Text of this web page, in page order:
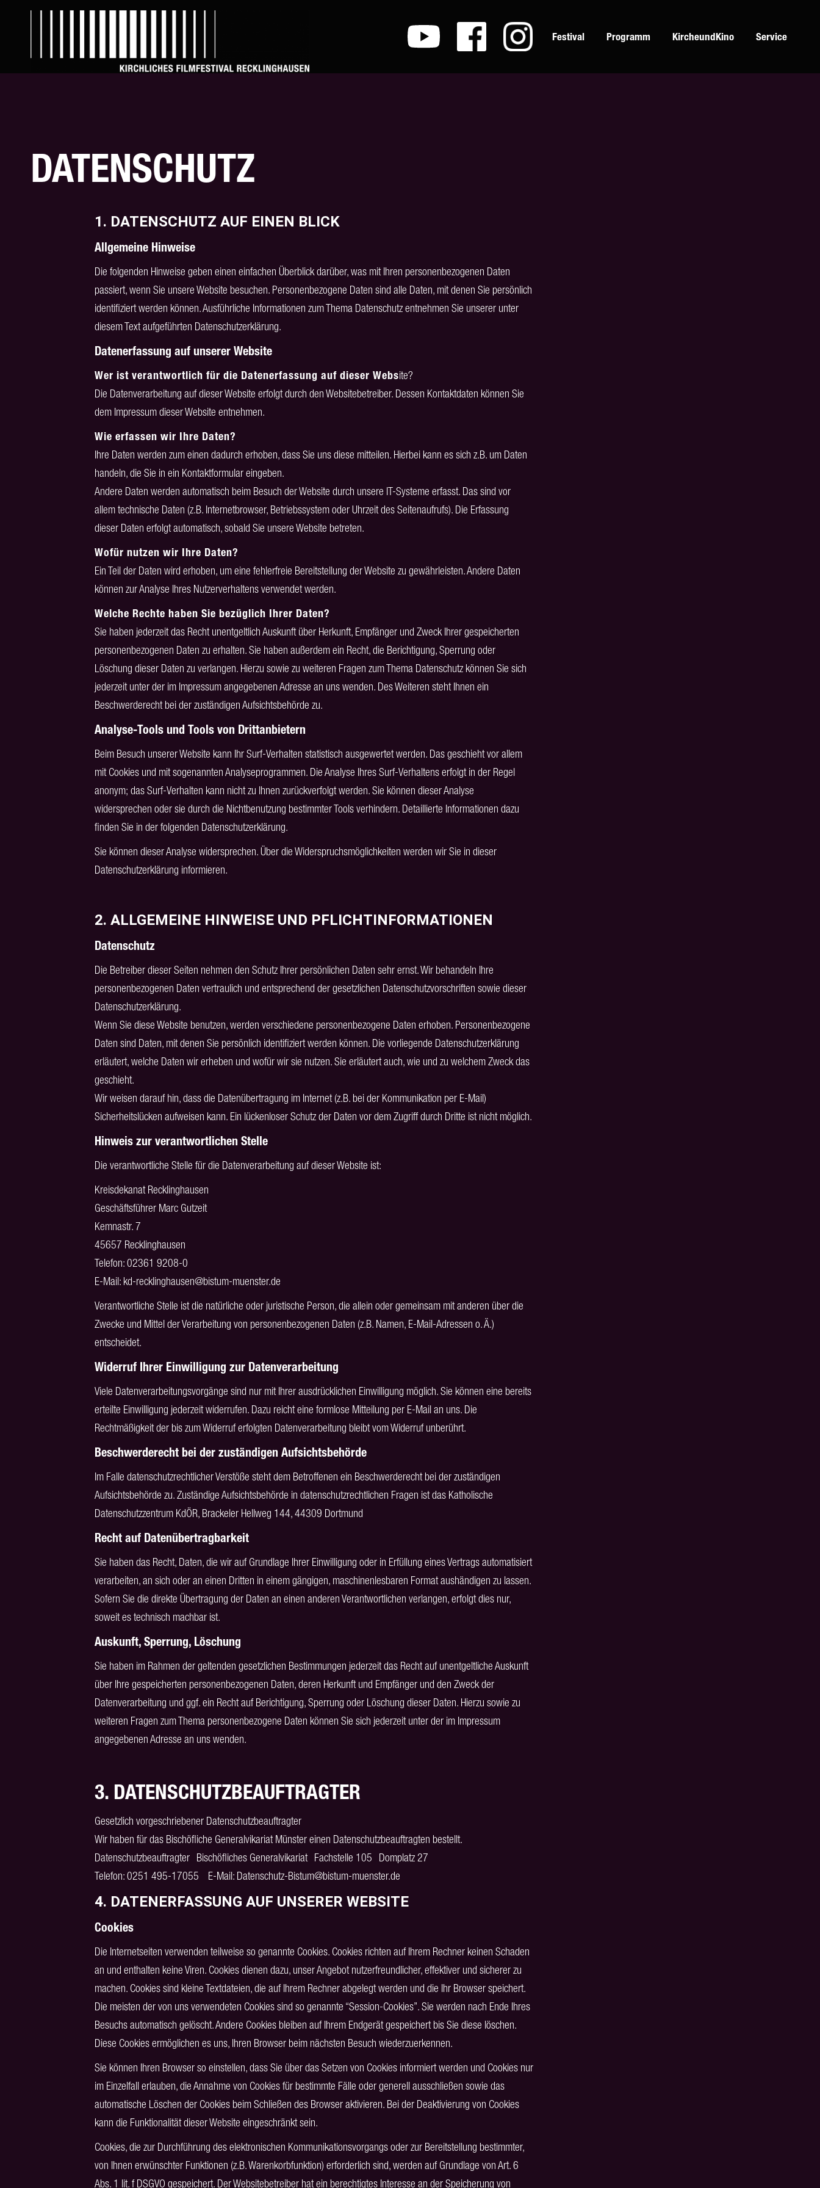
Festival Programm KircheundKino Service
DATENSCHUTZ
1. DATENSCHUTZ AUF EINEN BLICK
Allgemeine Hinweise
Die folgenden Hinweise geben einen einfachen Überblick darüber, was mit Ihren personenbezogenen Daten
passiert, wenn Sie unsere Website besuchen. Personenbezogene Daten sind alle Daten, mit denen Sie persönlich
identifiziert werden können. Ausführliche Informationen zum Thema Datenschutz entnehmen Sie unserer unter
diesem Text aufgeführten Datenschutzerklärung.
Datenerfassung auf unserer Website
Wer ist verantwortlich für die Datenerfassung auf dieser Website?
Die Datenverarbeitung auf dieser Website erfolgt durch den Websitebetreiber. Dessen Kontaktdaten können Sie
dem Impressum dieser Website entnehmen.
Wie erfassen wir Ihre Daten?
Ihre Daten werden zum einen dadurch erhoben, dass Sie uns diese mitteilen. Hierbei kann es sich z.B. um Daten
handeln, die Sie in ein Kontaktformular eingeben.
Andere Daten werden automatisch beim Besuch der Website durch unsere IT-Systeme erfasst. Das sind vor
allem technische Daten (z.B. Internetbrowser, Betriebssystem oder Uhrzeit des Seitenaufrufs). Die Erfassung
dieser Daten erfolgt automatisch, sobald Sie unsere Website betreten.
Wofür nutzen wir Ihre Daten?
Ein Teil der Daten wird erhoben, um eine fehlerfreie Bereitstellung der Website zu gewährleisten. Andere Daten
können zur Analyse Ihres Nutzerverhaltens verwendet werden.
Welche Rechte haben Sie bezüglich Ihrer Daten?
Sie haben jederzeit das Recht unentgeltlich Auskunft über Herkunft, Empfänger und Zweck Ihrer gespeicherten
personenbezogenen Daten zu erhalten. Sie haben außerdem ein Recht, die Berichtigung, Sperrung oder
Löschung dieser Daten zu verlangen. Hierzu sowie zu weiteren Fragen zum Thema Datenschutz können Sie sich
jederzeit unter der im Impressum angegebenen Adresse an uns wenden. Des Weiteren steht Ihnen ein
Beschwerderecht bei der zuständigen Aufsichtsbehörde zu.
Analyse-Tools und Tools von Drittanbietern
Beim Besuch unserer Website kann Ihr Surf-Verhalten statistisch ausgewertet werden. Das geschieht vor allem
mit Cookies und mit sogenannten Analyseprogrammen. Die Analyse Ihres Surf-Verhaltens erfolgt in der Regel
anonym; das Surf-Verhalten kann nicht zu Ihnen zurückverfolgt werden. Sie können dieser Analyse
widersprechen oder sie durch die Nichtbenutzung bestimmter Tools verhindern. Detaillierte Informationen dazu
finden Sie in der folgenden Datenschutzerklärung.
Sie können dieser Analyse widersprechen. Über die Widerspruchsmöglichkeiten werden wir Sie in dieser
Datenschutzerklärung informieren.
2. ALLGEMEINE HINWEISE UND PFLICHTINFORMATIONEN
Datenschutz
Die Betreiber dieser Seiten nehmen den Schutz Ihrer persönlichen Daten sehr ernst. Wir behandeln Ihre
personenbezogenen Daten vertraulich und entsprechend der gesetzlichen Datenschutzvorschriften sowie dieser
Datenschutzerklärung.
Wenn Sie diese Website benutzen, werden verschiedene personenbezogene Daten erhoben. Personenbezogene
Daten sind Daten, mit denen Sie persönlich identifiziert werden können. Die vorliegende Datenschutzerklärung
erläutert, welche Daten wir erheben und wofür wir sie nutzen. Sie erläutert auch, wie und zu welchem Zweck das
geschieht.
Wir weisen darauf hin, dass die Datenübertragung im Internet (z.B. bei der Kommunikation per E-Mail)
Sicherheitslücken aufweisen kann. Ein lückenloser Schutz der Daten vor dem Zugriff durch Dritte ist nicht möglich.
Hinweis zur verantwortlichen Stelle
Die verantwortliche Stelle für die Datenverarbeitung auf dieser Website ist:
Kreisdekanat Recklinghausen
Geschäftsführer Marc Gutzeit
Kemnastr. 7
45657 Recklinghausen
Telefon: 02361 9208-0
E-Mail: kd-recklinghausen@bistum-muenster.de
Verantwortliche Stelle ist die natürliche oder juristische Person, die allein oder gemeinsam mit anderen über die
Zwecke und Mittel der Verarbeitung von personenbezogenen Daten (z.B. Namen, E-Mail-Adressen o. Ä.)
entscheidet.
Widerruf Ihrer Einwilligung zur Datenverarbeitung
Viele Datenverarbeitungsvorgänge sind nur mit Ihrer ausdrücklichen Einwilligung möglich. Sie können eine bereits
erteilte Einwilligung jederzeit widerrufen. Dazu reicht eine formlose Mitteilung per E-Mail an uns. Die
Rechtmäßigkeit der bis zum Widerruf erfolgten Datenverarbeitung bleibt vom Widerruf unberührt.
Beschwerderecht bei der zuständigen Aufsichtsbehörde
Im Falle datenschutzrechtlicher Verstöße steht dem Betroffenen ein Beschwerderecht bei der zuständigen
Aufsichtsbehörde zu. Zuständige Aufsichtsbehörde in datenschutzrechtlichen Fragen ist das Katholische
Datenschutzzentrum KdÖR, Brackeler Hellweg 144, 44309 Dortmund
Recht auf Datenübertragbarkeit
Sie haben das Recht, Daten, die wir auf Grundlage Ihrer Einwilligung oder in Erfüllung eines Vertrags automatisiert
verarbeiten, an sich oder an einen Dritten in einem gängigen, maschinenlesbaren Format aushändigen zu lassen.
Sofern Sie die direkte Übertragung der Daten an einen anderen Verantwortlichen verlangen, erfolgt dies nur,
soweit es technisch machbar ist.
Auskunft, Sperrung, Löschung
Sie haben im Rahmen der geltenden gesetzlichen Bestimmungen jederzeit das Recht auf unentgeltliche Auskunft
über Ihre gespeicherten personenbezogenen Daten, deren Herkunft und Empfänger und den Zweck der
Datenverarbeitung und ggf. ein Recht auf Berichtigung, Sperrung oder Löschung dieser Daten. Hierzu sowie zu
weiteren Fragen zum Thema personenbezogene Daten können Sie sich jederzeit unter der im Impressum
angegebenen Adresse an uns wenden.
3. DATENSCHUTZBEAUFTRAGTER
Gesetzlich vorgeschriebener Datenschutzbeauftragter
Wir haben für das Bischöfliche Generalvikariat Münster einen Datenschutzbeauftragten bestellt.
Datenschutzbeauftragter Bischöfliches Generalvikariat Fachstelle 105 Domplatz 27
Telefon: 0251 495-17055 E-Mail: Datenschutz-Bistum@bistum-muenster.de
4. DATENERFASSUNG AUF UNSERER WEBSITE
Cookies
Die Internetseiten verwenden teilweise so genannte Cookies. Cookies richten auf Ihrem Rechner keinen Schaden
an und enthalten keine Viren. Cookies dienen dazu, unser Angebot nutzerfreundlicher, effektiver und sicherer zu
machen. Cookies sind kleine Textdateien, die auf Ihrem Rechner abgelegt werden und die Ihr Browser speichert.
Die meisten der von uns verwendeten Cookies sind so genannte “Session-Cookies”. Sie werden nach Ende Ihres
Besuchs automatisch gelöscht. Andere Cookies bleiben auf Ihrem Endgerät gespeichert bis Sie diese löschen.
Diese Cookies ermöglichen es uns, Ihren Browser beim nächsten Besuch wiederzuerkennen.
Sie können Ihren Browser so einstellen, dass Sie über das Setzen von Cookies informiert werden und Cookies nur
im Einzelfall erlauben, die Annahme von Cookies für bestimmte Fälle oder generell ausschließen sowie das
automatische Löschen der Cookies beim Schließen des Browser aktivieren. Bei der Deaktivierung von Cookies
kann die Funktionalität dieser Website eingeschränkt sein.
Cookies, die zur Durchführung des elektronischen Kommunikationsvorgangs oder zur Bereitstellung bestimmter,
von Ihnen erwünschter Funktionen (z.B. Warenkorbfunktion) erforderlich sind, werden auf Grundlage von Art. 6
Abs. 1 lit. f DSGVO gespeichert. Der Websitebetreiber hat ein berechtigtes Interesse an der Speicherung von